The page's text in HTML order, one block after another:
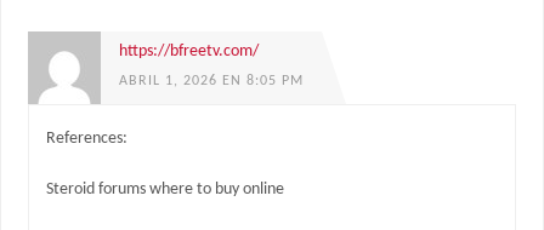
https://bfreetv.com/
ABRIL 1, 2026 EN 8:05 PM
References:
Steroid forums where to buy online